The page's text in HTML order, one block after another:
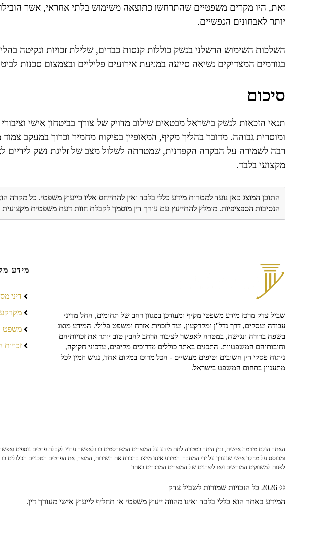
זאת, היו מקרים משפטיים שהתרחשו כתוצאה משימוש בלתי אחראי, אשר
יותר לאבחונים הנפשיים.
השלכות השימוש הרשלני בנשק כוללות קנסות כבדים, שלילת זכויות ונקיטה
בגורמים המצדיקים נשיאה סייעה במניעת אירועים פליליים ובצמצום סכנות
סיכום
תנאי הזכאות לנשק בישראל מבטאים שילוב מדויק של צורך בביטחון אישי
ומוסרית גבוהה. מדובר בהליך מקיף, המאופיין בפיקוח מחמיר וכרוך במעקב
רבה לשמירה על הבקרה הקפדנית, שמטרתה לשלול מצב של זליגת נשק לידיים
מקצועי בלבד.
התוכן המוצג כאן נועד למטרות מידע כללי בלבד ואין להתייחס אליו כייעוץ משפטי. כל מקרה
הנסיבות הספציפיות. מומלץ להתייעץ עם עורך דין מוסמך לקבלת חוות דעת משפטית
שביל צדק מרכז מידע משפטי מקיף ומעודכן במגוון רחב של תחומים, החל מדיני
עבודה ועסקים, דרך נדל"ן ומקרקעין, ועד לזכויות אזרח ומשפט פלילי. המידע מוצג
בשפה ברורה ונגישה, במטרה לאפשר לציבור הרחב להבין טוב יותר את זכויותיהם
וחובותיהם המשפטיות. התכנים באתר כוללים מדריכים מקיפים, עדכוני חקיקה,
ניתוח פסקי דין חשובים וטיפים מעשיים - הכל מרוכז במקום אחד, נגיש וזמין לכל
מתעניין בתחום המשפט בישראל.
מידע
דיני
משפט
זכויות
האתר הוקם מיוזמה אישית, ובין היתר במטרה לתת מידע על המוצרים המפורסמים בו ולאפשר ערוץ לקבלת פרטים נוספים
ומבוסס על מחקר אישי שנערך על ידי המחבר. המידע איננו מייצג בהכרח את השירות, המוצר, את הפרטים הטכניים הכלולים
לפנות למשווקים המורשים ו/או ליצרנים של המוצרים המוזכרים באתר.
© 2026 כל הזכויות שמורות לשביל צדק
המידע באתר הוא כללי בלבד ואינו מהווה ייעוץ משפטי או תחליף לייעוץ אישי מעורך דין.